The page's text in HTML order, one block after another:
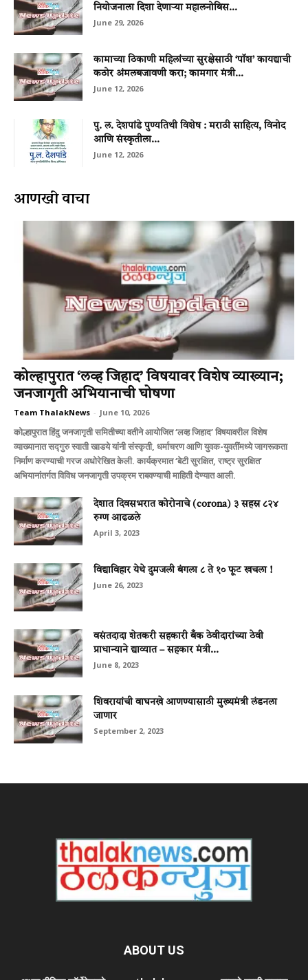
नियोजनाला दिशा देणाऱ्या महालनोबिस...
June 29, 2026
कामाच्या ठिकाणी महिलांच्या सुरक्षेसाठी ‘पॉश’ कायद्याची
कठोर अंमलबजावणी करा; कामगार मंत्री...
June 12, 2026
पु. ल. देशपांडे पुण्यतिथी विशेष : मराठी साहित्य, विनोद
आणि संस्कृतीला...
June 12, 2026
आणखी वाचा
कोल्हापुरात ‘लव्ह जिहाद’ विषयावर विशेष व्याख्यान;
जनजागृती अभियानाची घोषणा
Team ThalakNews - June 10, 2026
कोल्हापुरात हिंदु जनजागृती समितीच्या वतीने आयोजित ‘लव्ह जिहाद’ विषयावरील विशेष
व्याख्यानात सद्गुरु स्वाती खाडये यांनी संस्कृती, धर्माचरण आणि युवक-युवतींमध्ये जागरूकता
निर्माण करण्याची गरज अधोरेखित केली. कार्यक्रमात ‘बेटी सुरक्षित, राष्ट्र सुरक्षित’
अभियानांतर्गत विविध जनजागृती उपक्रम राबवण्याची माहिती देण्यात आली.
देशात दिवसभरात कोरोनाचे (corona) ३ सहस्र ८२४
रुग्ण आढळले
April 3, 2023
विद्याविहार येथे दुमजली बंगला ८ ते १० फूट खचला !
June 26, 2023
वसंतदादा शेतकरी सहकारी बँक ठेवीदारांच्या ठेवी
प्राधान्याने द्याव्यात – सहकार मंत्री...
June 8, 2023
शिवरायांची वाघनखे आणण्यासाठी मुख्यमंत्री लंडनला
जाणार
September 2, 2023
ABOUT US